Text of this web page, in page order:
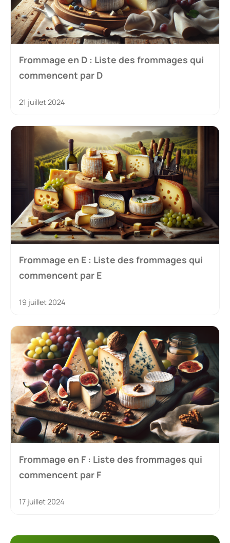
Frommage en D : Liste des frommages qui
commencent par D
21 juillet 2024
Frommage en E : Liste des frommages qui
commencent par E
19 juillet 2024
Frommage en F : Liste des frommages qui
commencent par F
17 juillet 2024